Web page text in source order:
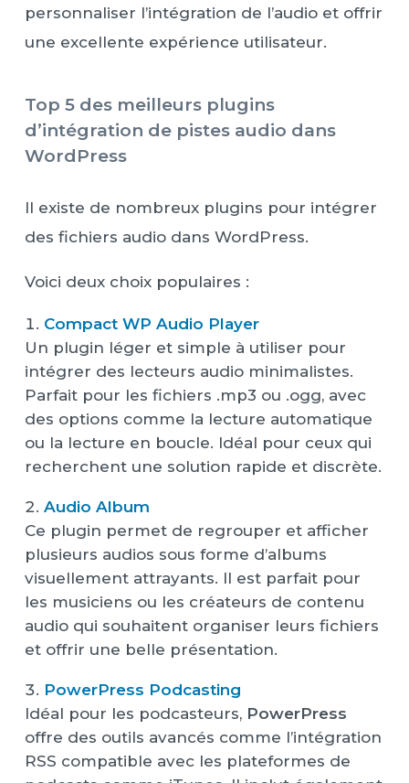
personnaliser l’intégration de l’audio et offrir
une excellente expérience utilisateur.
Top 5 des meilleurs plugins
d’intégration de pistes audio dans
WordPress
Il existe de nombreux plugins pour intégrer
des fichiers audio dans WordPress.
Voici deux choix populaires :
Compact WP Audio Player
Un plugin léger et simple à utiliser pour
intégrer des lecteurs audio minimalistes.
Parfait pour les fichiers .mp3 ou .ogg, avec
des options comme la lecture automatique
ou la lecture en boucle. Idéal pour ceux qui
recherchent une solution rapide et discrète.
Audio Album
Ce plugin permet de regrouper et afficher
plusieurs audios sous forme d’albums
visuellement attrayants. Il est parfait pour
les musiciens ou les créateurs de contenu
audio qui souhaitent organiser leurs fichiers
et offrir une belle présentation.
PowerPress Podcasting
Idéal pour les podcasteurs, PowerPress
offre des outils avancés comme l’intégration
RSS compatible avec les plateformes de